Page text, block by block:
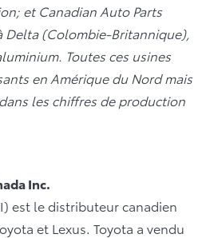
et Canadian Auto Parts
Delta (Colombie-Britannique),
Toutes ces usines
en Amérique du Nord mais
les chiffres de production
Inc.
est le distributeur canadien
et Lexus. Toyota a vendu